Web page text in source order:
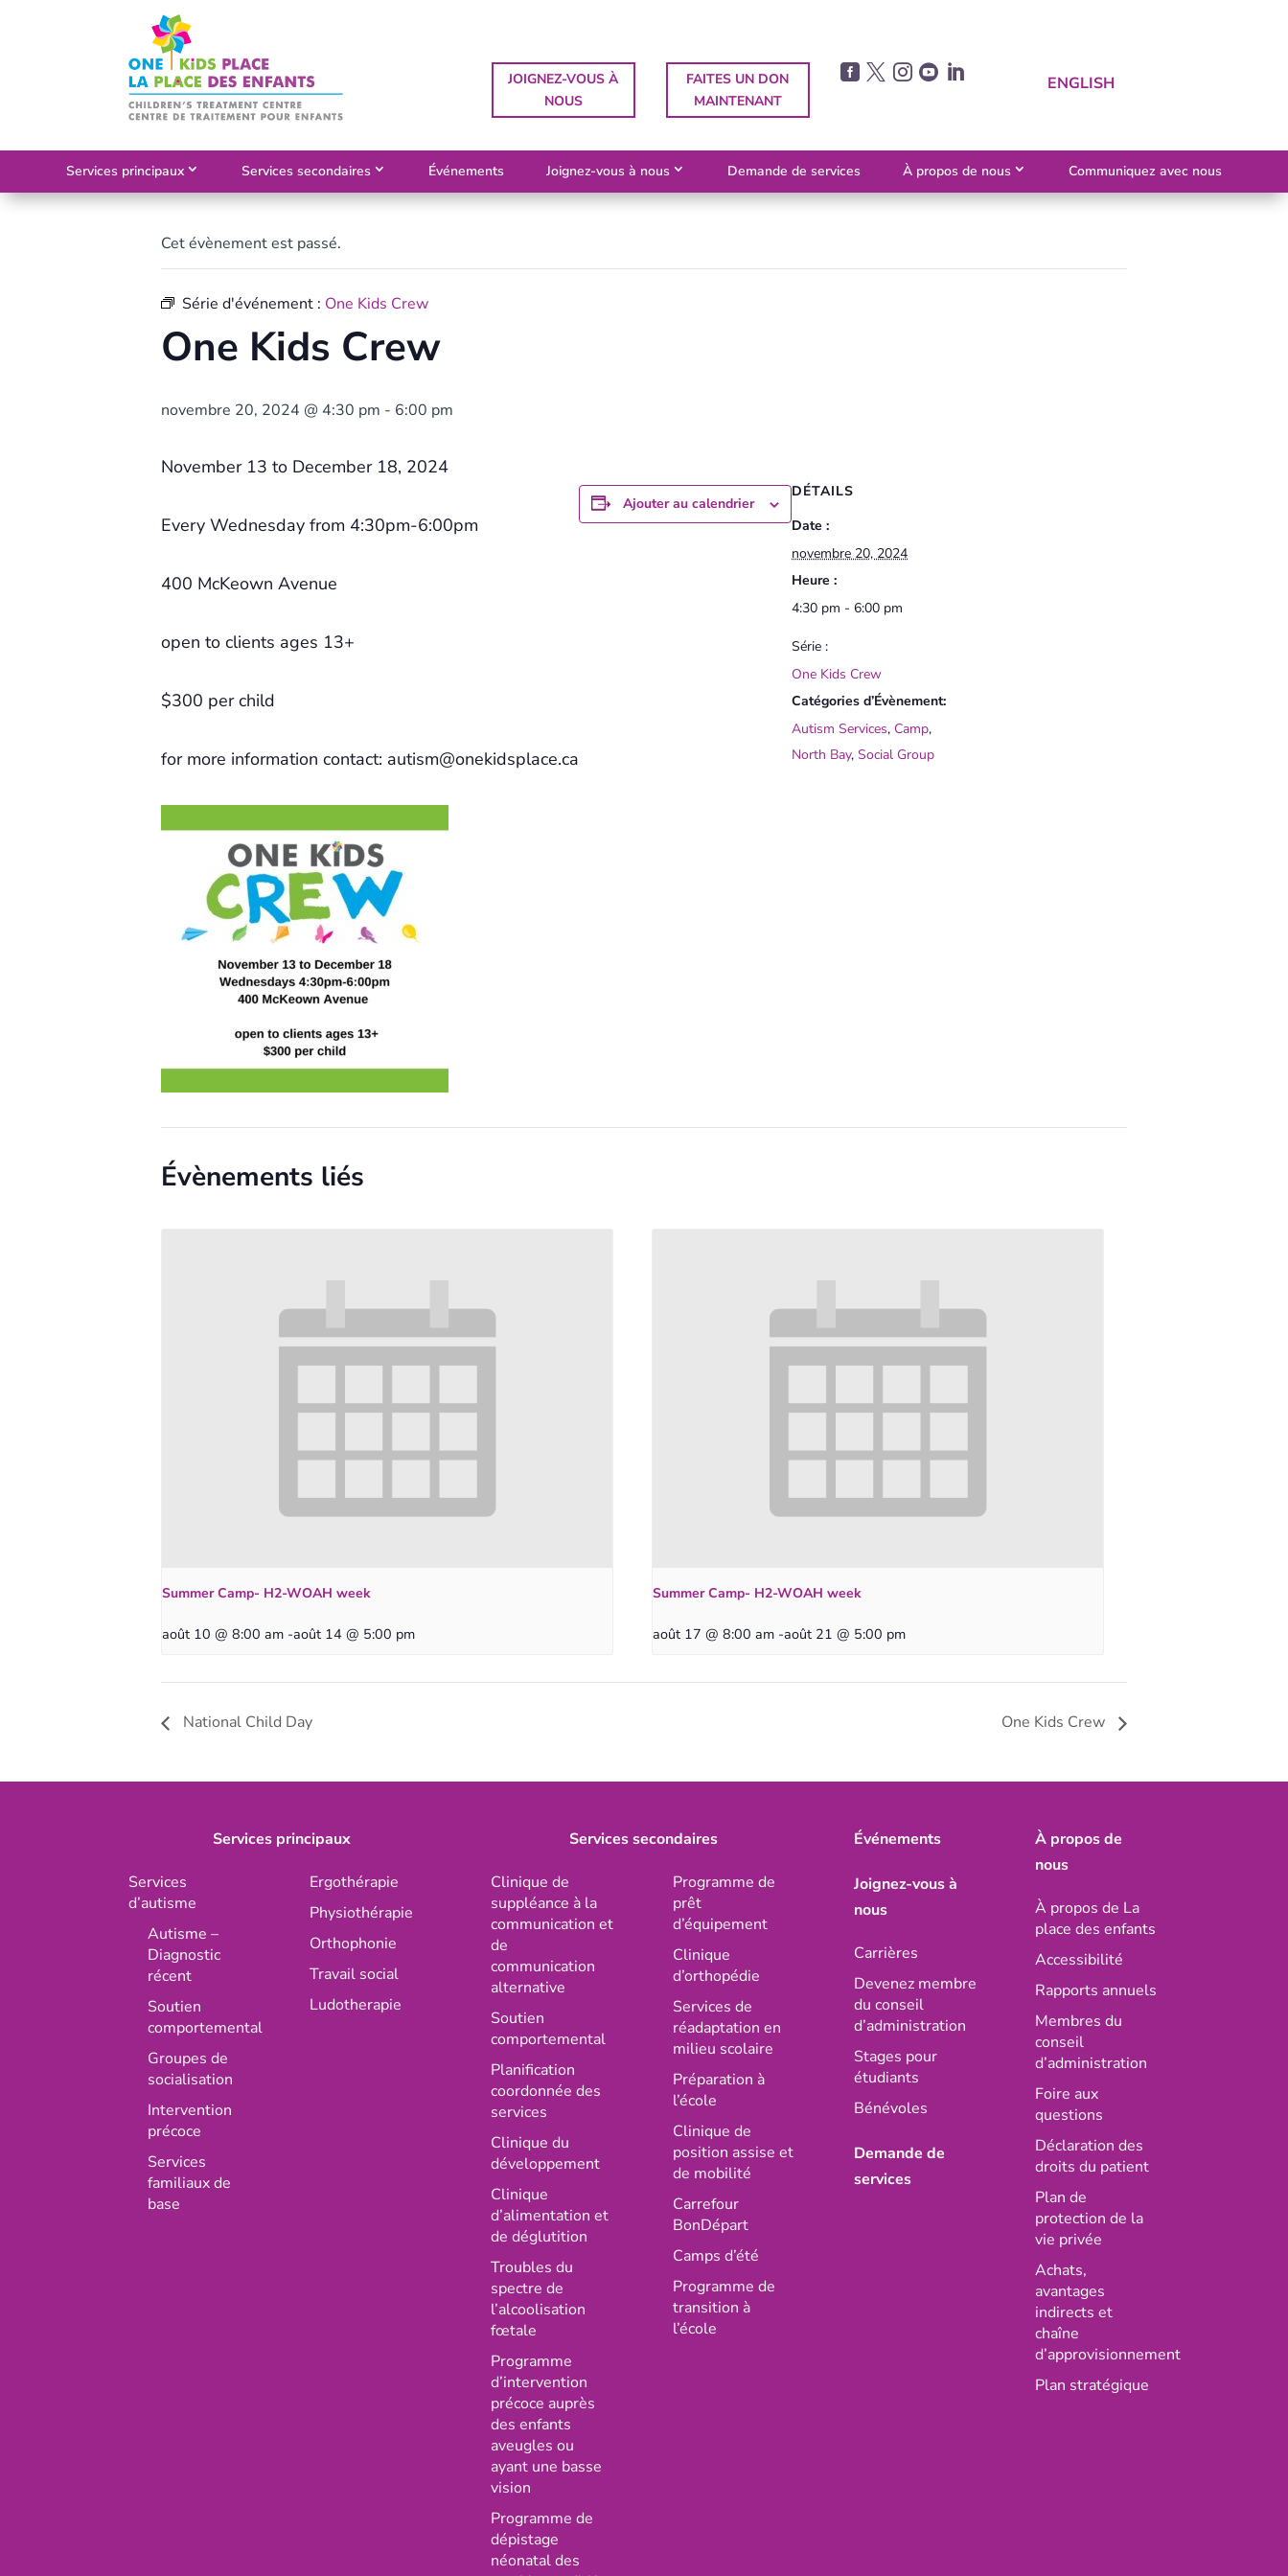
JOIGNEZ-VOUS À
NOUS
FAITES UN DON
MAINTENANT
    
ENGLISH
Services principaux Services secondaires Événements Joignez-vous à nous Demande de services À propos de nous Communiquez avec nous
Cet évènement est passé.
Série d'événement : One Kids Crew
One Kids Crew
novembre 20, 2024 @ 4:30 pm - 6:00 pm
November 13 to December 18, 2024
Every Wednesday from 4:30pm-6:00pm
400 McKeown Avenue
open to clients ages 13+
$300 per child
for more information contact: autism@onekidsplace.ca
Ajouter au calendrier
DÉTAILS
Date :
novembre 20, 2024
Heure :
4:30 pm - 6:00 pm
Série :
One Kids Crew
Catégories d’Évènement:
Autism Services, Camp,
North Bay, Social Group
Évènements liés
Summer Camp- H2-WOAH week
août 10 @ 8:00 am -août 14 @ 5:00 pm
Summer Camp- H2-WOAH week
août 17 @ 8:00 am -août 21 @ 5:00 pm
National Child Day One Kids Crew
Services principaux
Services
d’autisme
Autisme –
Diagnostic
récent
Soutien
comportemental
Groupes de
socialisation
Intervention
précoce
Services
familiaux de
base
Ergothérapie
Physiothérapie
Orthophonie
Travail social
Ludotherapie
Services secondaires
Clinique de
suppléance à la
communication et
de
communication
alternative
Soutien
comportemental
Planification
coordonnée des
services
Clinique du
développement
Clinique
d’alimentation et
de déglutition
Troubles du
spectre de
l’alcoolisation
fœtale
Programme
d’intervention
précoce auprès
des enfants
aveugles ou
ayant une basse
vision
Programme de
dépistage
néonatal des
Programme de
prêt
d’équipement
Clinique
d’orthopédie
Services de
réadaptation en
milieu scolaire
Préparation à
l’école
Clinique de
position assise et
de mobilité
Carrefour
BonDépart
Camps d’été
Programme de
transition à
l’école
Événements
Joignez-vous à
nous
Carrières
Devenez membre
du conseil
d’administration
Stages pour
étudiants
Bénévoles
Demande de
services
À propos de
nous
À propos de La
place des enfants
Accessibilité
Rapports annuels
Membres du
conseil
d’administration
Foire aux
questions
Déclaration des
droits du patient
Plan de
protection de la
vie privée
Achats,
avantages
indirects et
chaîne
d’approvisionnement
Plan stratégique